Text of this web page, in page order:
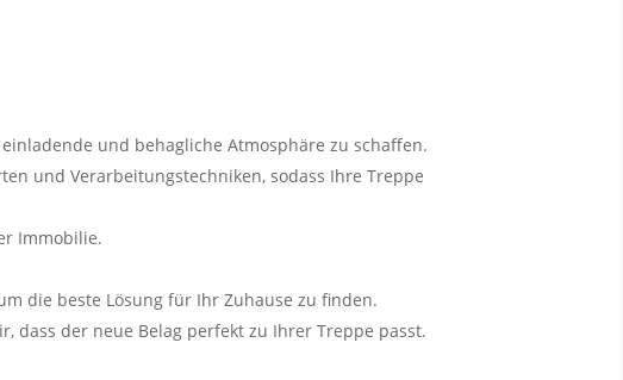
und behagliche Atmosphäre zu schaffen.
und Verarbeitungstechniken, sodass Ihre Treppe
Immobilie.
die beste Lösung für Ihr Zuhause zu finden.
dass der neue Belag perfekt zu Ihrer Treppe passt.